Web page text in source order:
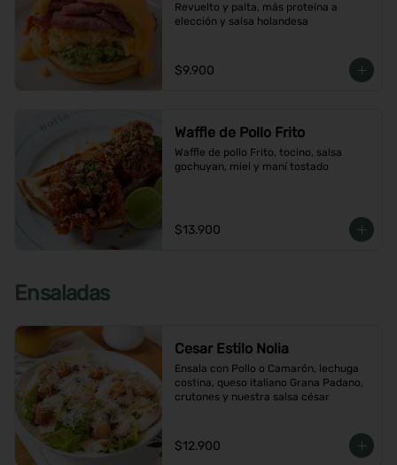
Revuelto y palta, más proteína a
elección y salsa holandesa
$9.900
Waffle de Pollo Frito
Waffle de pollo Frito, tocino, salsa
gochuyan, miel y maní tostado
$13.900
Ensaladas
Cesar Estilo Nolia
Ensala con Pollo o Camarón, lechuga
costina, queso italiano Grana Padano,
crutones y nuestra salsa césar
$12.900